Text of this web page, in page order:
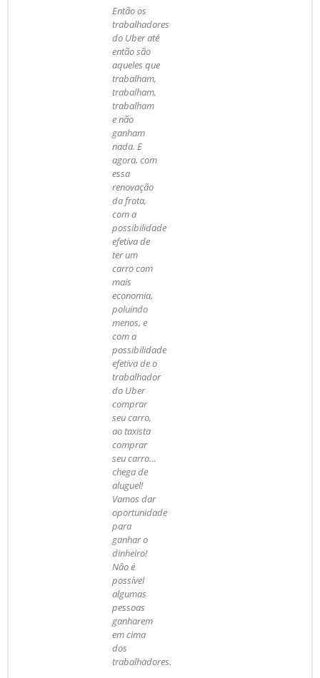
Então os
trabalhadores
do Uber até
então são
aqueles que
trabalham,
trabalham,
trabalham
e não
ganham
nada. E
agora, com
essa
renovação
da frota,
com a
possibilidade
efetiva de
ter um
carro com
mais
economia,
poluindo
menos, e
com a
possibilidade
efetiva de o
trabalhador
do Uber
comprar
seu carro,
ao taxista
comprar
seu carro…
chega de
aluguel!
Vamos dar
oportunidade
para
ganhar o
dinheiro!
Não é
possível
algumas
pessoas
ganharem
em cima
dos
trabalhadores.